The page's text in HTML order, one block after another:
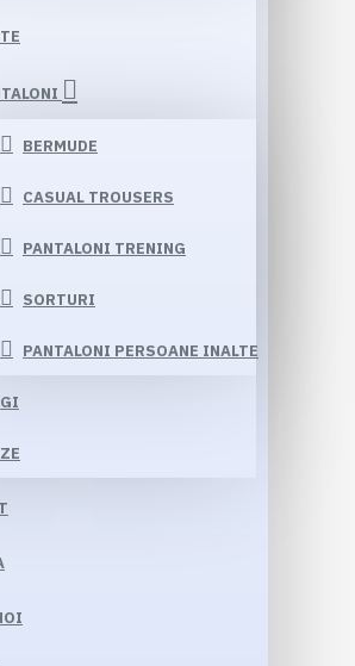
BERMUDE
CASUAL TROUSERS
PANTALONI TRENING
SORTURI
PANTALONI PERSOANE INALTE